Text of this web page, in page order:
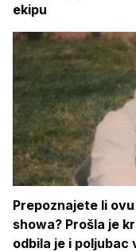
ekipu
Prepoznajete li
showa? Prošla je
odbila je i poljubac